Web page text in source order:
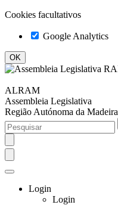
Cookies facultativos
Google Analytics
ALRAM
Assembleia Legislativa
Região Autónoma da Madeira
Login
Login